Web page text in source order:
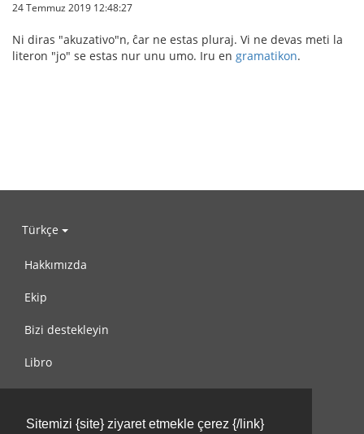
Sitemizi {site} ziyaret etmekle çerez {/link}
24 Temmuz 2019 12:48:27
Ni diras "akuzativo"n, ĉar ne estas pluraj. Vi ne devas meti la
literon "jo" se estas nur unu umo. Iru en gramatikon.
Türkçe
Hakkımızda
Ekip
Bizi destekleyin
Libro
Kullanım Koşulları